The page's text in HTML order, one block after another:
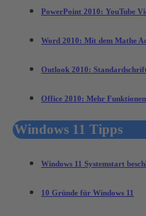
PowerPoint 2010: YouTube
Word 2010: Mit dem Mathe
Outlook 2010:
Office 2010: Mehr
Windows 11 Tipps
Windows 11 Systemstart
10 Gründe für Windows 11